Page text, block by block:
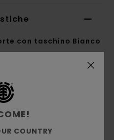
con taschino Bianco
COUNTRY